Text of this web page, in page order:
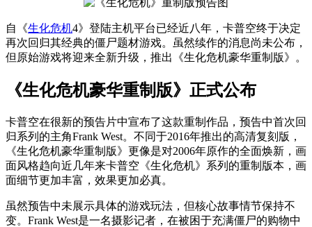
自《生化危机4》登陆主机平台已经近八年，卡普空终于决定
再次回归其经典的僵尸题材游戏。虽然续作的消息尚未公布，
但原始游戏将迎来全新升级，推出《生化危机豪华重制版》。
《生化危机豪华重制版》正式公布
卡普空在很新的预告片中宣布了这款重制作品，预告中首次回
归系列的主角Frank West。不同于2016年推出的高清复刻版，
《生化危机豪华重制版》更像是对2006年原作的全面焕新，画
面风格趋向近几年来卡普空《生化危机》系列的重制版本，画
面细节更加丰富，效果更加必真。
虽然预告中未展示具体的游戏玩法，但核心故事情节保持不
变。Frank West是一名摄影记者，在被困于充满僵尸的购物中